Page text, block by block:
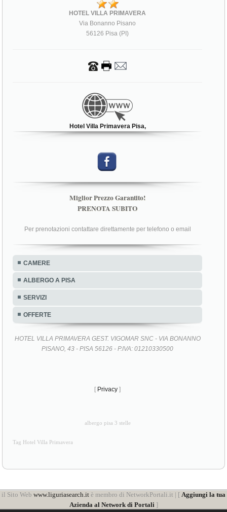
HOTEL VILLA PRIMAVERA
Via Bonanno Pisano
56126 Pisa (PI)
Hotel Villa Primavera Pisa,
Miglior Prezzo Garantito!
PRENOTA SUBITO
Per prenotazioni contattare direttamente per telefono o email
CAMERE
ALBERGO A PISA
SERVIZI
OFFERTE
HOTEL VILLA PRIMAVERA GEST. VIGOMAR SNC - VIA BONANNO
PISANO, 43 - PISA 56126 - P.IVA: 01210330500
[ Privacy ]
albergo pisa 3 stelle
Tag Hotel Villa Primavera
il Sito Web www.liguriasearch.it è membro di NetworkPortali.it | [ Aggiungi la tua
Azienda al Network di Portali]